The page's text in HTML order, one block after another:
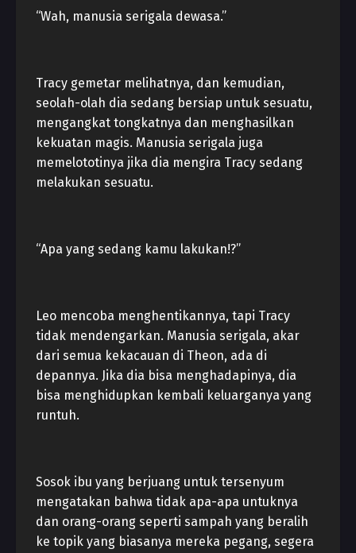
“Wah, manusia serigala dewasa.”
Tracy gemetar melihatnya, dan kemudian,
seolah-olah dia sedang bersiap untuk sesuatu,
mengangkat tongkatnya dan menghasilkan
kekuatan magis. Manusia serigala juga
memelototinya jika dia mengira Tracy sedang
melakukan sesuatu.
“Apa yang sedang kamu lakukan!?”
Leo mencoba menghentikannya, tapi Tracy
tidak mendengarkan. Manusia serigala, akar
dari semua kekacauan di Theon, ada di
depannya. Jika dia bisa menghadapinya, dia
bisa menghidupkan kembali keluarganya yang
runtuh.
Sosok ibu yang berjuang untuk tersenyum
mengatakan bahwa tidak apa-apa untuknya
dan orang-orang seperti sampah yang beralih
ke topik yang biasanya mereka pegang, segera